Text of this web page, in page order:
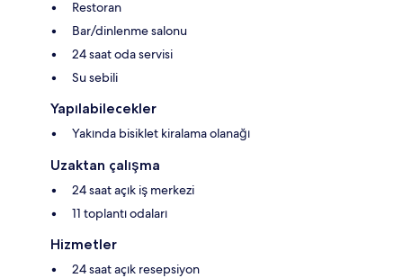
Restoran
Bar/dinlenme salonu
24 saat oda servisi
Su sebili
Yapılabilecekler
Yakında bisiklet kiralama olanağı
Uzaktan çalışma
24 saat açık iş merkezi
11 toplantı odaları
Hizmetler
24 saat açık resepsiyon